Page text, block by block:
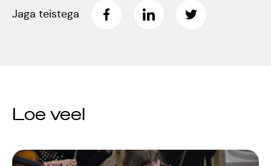
Jaga teistega
Loe veel